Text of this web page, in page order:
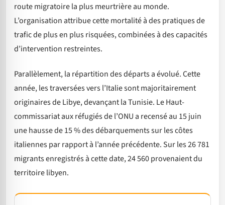
route migratoire la plus meurtrière au monde.
L’organisation attribue cette mortalité à des pratiques de
trafic de plus en plus risquées, combinées à des capacités
d’intervention restreintes.
Parallèlement, la répartition des départs a évolué. Cette
année, les traversées vers l’Italie sont majoritairement
originaires de Libye, devançant la Tunisie. Le Haut-
commissariat aux réfugiés de l’ONU a recensé au 15 juin
une hausse de 15 % des débarquements sur les côtes
italiennes par rapport à l’année précédente. Sur les 26 781
migrants enregistrés à cette date, 24 560 provenaient du
territoire libyen.